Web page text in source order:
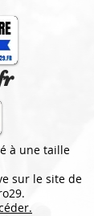
à une taille
sur le site de